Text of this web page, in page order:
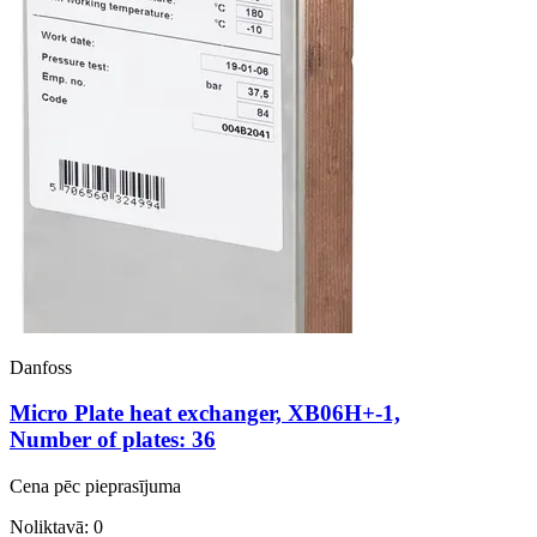
Danfoss
Micro Plate heat exchanger, XB06H+-1,
Number of plates: 36
Cena pēc pieprasījuma
Noliktavā: 0